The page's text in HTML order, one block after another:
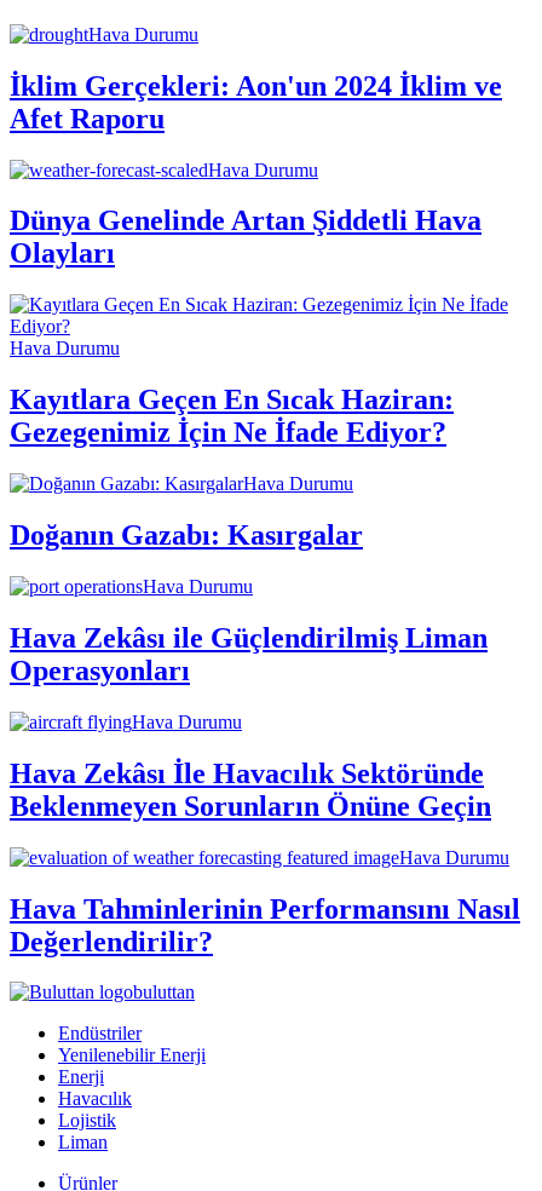
Hava Durumu
İklim Gerçekleri: Aon'un 2024 İklim ve
Afet Raporu
Hava Durumu
Dünya Genelinde Artan Şiddetli Hava
Olayları
Hava Durumu
Kayıtlara Geçen En Sıcak Haziran:
Gezegenimiz İçin Ne İfade Ediyor?
Hava Durumu
Doğanın Gazabı: Kasırgalar
Hava Durumu
Hava Zekâsı ile Güçlendirilmiş Liman
Operasyonları
Hava Durumu
Hava Zekâsı İle Havacılık Sektöründe
Beklenmeyen Sorunların Önüne Geçin
Hava Durumu
Hava Tahminlerinin Performansını Nasıl
Değerlendirilir?
buluttan
Endüstriler
Yenilenebilir Enerji
Enerji
Havacılık
Lojistik
Liman
Ürünler